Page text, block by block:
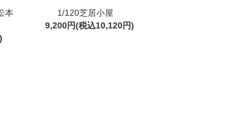
本
1/120芝居小屋
9,200円(税込10,120円)